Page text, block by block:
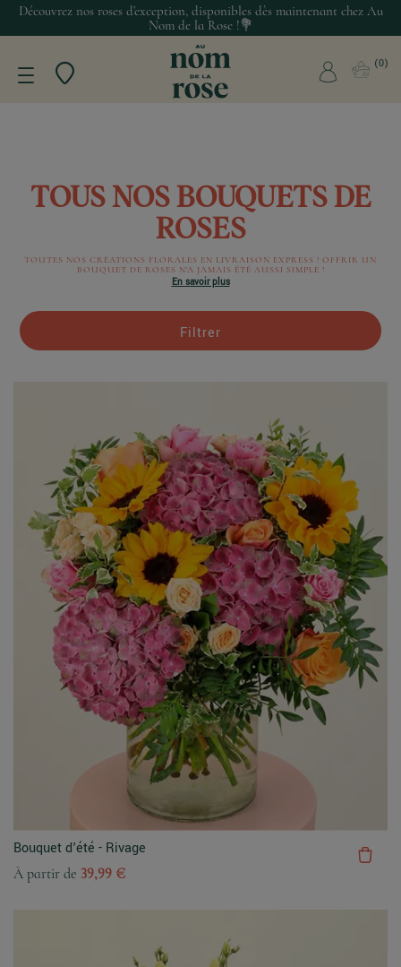
Découvrez nos roses d’exception, disponibles dès maintenant chez Au
Nom de la Rose !💐
0
TOUS NOS BOUQUETS DE
ROSES
TOUTES NOS CRÉATIONS FLORALES EN LIVRAISON EXPRESS ! OFFRIR UN
BOUQUET DE ROSES N'A JAMAIS ÉTÉ AUSSI SIMPLE !
En savoir plus
Filtrer
Bouquet d'été - Rivage
À partir de 39,99 €